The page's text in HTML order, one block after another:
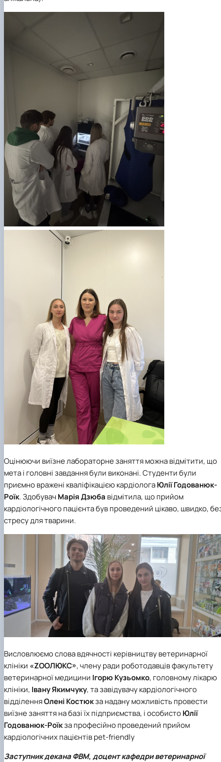
Оцінюючи виїзне лабораторне заняття можна відмітити, що
мета і головні завдання були виконані. Студенти були
приємно вражені кваліфікацією кардіологаЮлії Годованюк-
Роїк. ЗдобувачМарія Дзюба відмітила, що прийом
кардіологічного пацієнта був проведений цікаво, швидко,
стресу для тварини.
Висловлюємо слова вдячності керівництву ветеринарної
клініки «ZOOЛЮКС», члену ради роботодавців факультету
ветеринарної медицини Ігорю Кузьомко, головному лікарю
клініки, Івану Якимчуку, та завідувачу кардіологічного
відділенняОлені Костюкза надану можливість провести
виїзне заняття на базі їх підприємства, і особистоЮлії
Годованюк-Роїкза професійно проведений прийом
кардіологічних пацієнтів pet-friendly
Заступник декана ФВМ, доцент кафедри ветеринарної